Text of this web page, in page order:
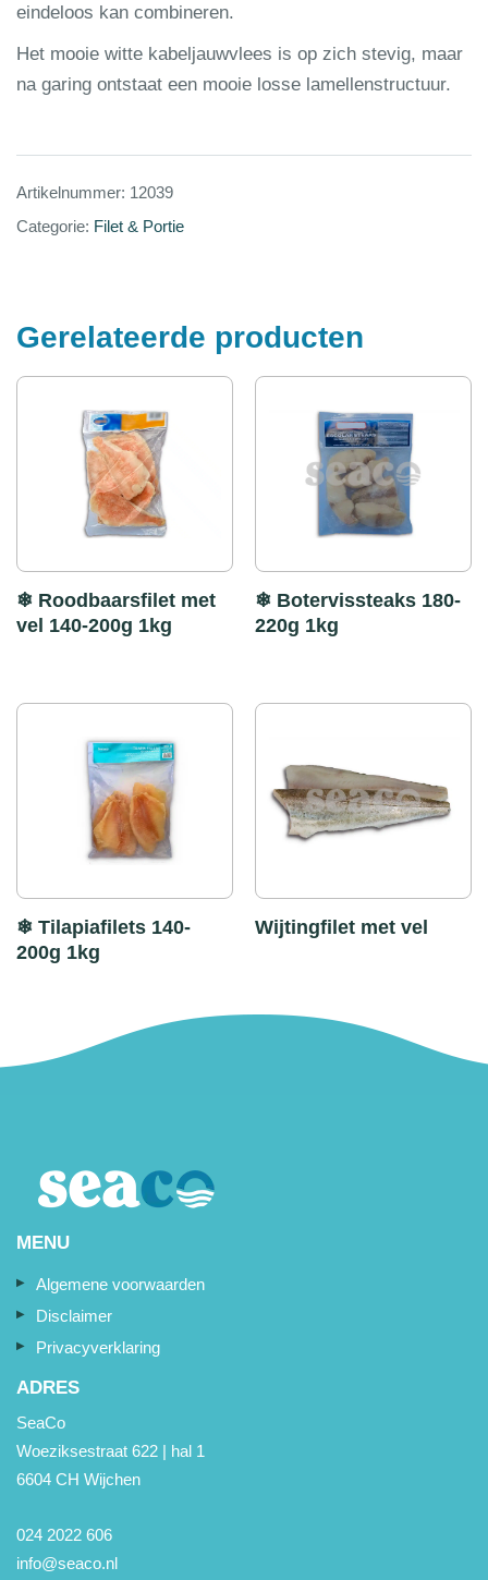
eindeloos kan combineren.
Het mooie witte kabeljauwvlees is op zich stevig, maar
na garing ontstaat een mooie losse lamellenstructuur.
Artikelnummer: 12039
Categorie: Filet & Portie
Gerelateerde producten
❄ Roodbaarsfilet met
vel 140-200g 1kg
❄ Botervissteaks 180-
220g 1kg
❄ Tilapiafilets 140-
200g 1kg
Wijtingfilet met vel
MENU
Algemene voorwaarden
Disclaimer
Privacyverklaring
ADRES
SeaCo
Woeziksestraat 622 | hal 1
6604 CH Wijchen
024 2022 606
info@seaco.nl